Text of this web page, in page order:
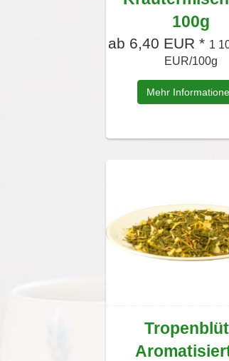
100g
ab 6,40 EUR * 1
EUR/100g
Mehr